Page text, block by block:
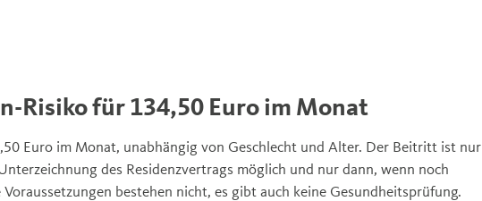
Risiko für 134,50 Euro im Monat
Euro im Monat, unabhängig von Geschlecht und Alter. Der Beitritt ist nur
des Residenzvertrags möglich und nur dann, wenn noch
bestehen nicht, es gibt auch keine Gesundheitsprüfung.